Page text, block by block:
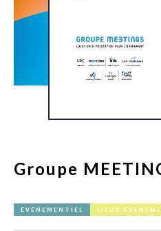
Groupe
ÉVÉNEMENTIEL LIEUX